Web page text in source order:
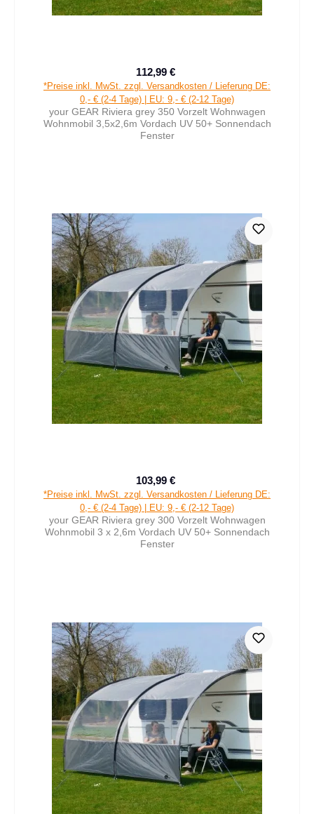
Verkaufspreis:
112,99 €
*Preise inkl. MwSt. zzgl. Versandkosten / Lieferung DE:
0,- € (2-4 Tage) | EU: 9,- € (2-12 Tage)
your GEAR Riviera grey 350 Vorzelt Wohnwagen
Wohnmobil 3,5x2,6m Vordach UV 50+ Sonnendach
Fenster
Verkaufspreis:
103,99 €
*Preise inkl. MwSt. zzgl. Versandkosten / Lieferung DE:
0,- € (2-4 Tage) | EU: 9,- € (2-12 Tage)
your GEAR Riviera grey 300 Vorzelt Wohnwagen
Wohnmobil 3 x 2,6m Vordach UV 50+ Sonnendach
Fenster